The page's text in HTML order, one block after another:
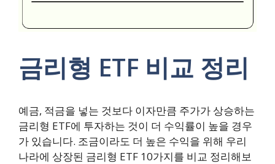
금리형 ETF 비교 정리
예금, 적금을 넣는 것보다 이자만큼 주가가 상승하는
금리형 ETF에 투자하는 것이 더 수익률이 높을 경우
가 있습니다. 조금이라도 더 높은 수익을 위해 우리
나라에 상장된 금리형 ETF 10가지를 비교 정리해보